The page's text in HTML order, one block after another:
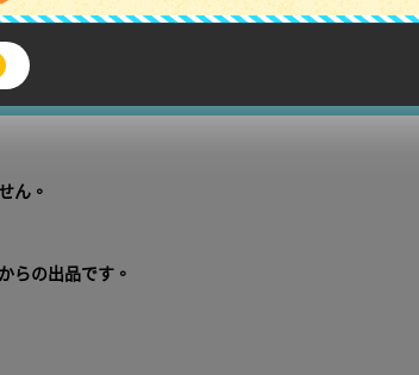
證翻譯內容之正確性，詳細問題說明請使用商品問與答
ん。
らの出品です。